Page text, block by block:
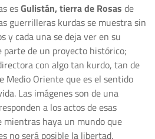
esGulistán, tierra de Rosas de
guerrilleras kurdas se muestra sin
y cada una se deja ver en su
parte de un proyecto histórico;
con algo tan kurdo, tan de
Medio Oriente que es el sentido
Las imágenes son de una
a los actos de esas
mientras haya un mundo que
no será posible la libertad.